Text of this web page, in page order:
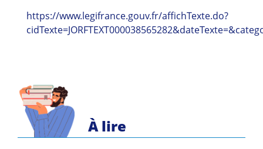
Guides et outils
https://www.legifrance.gouv.fr/affichTexte.do?
À lire